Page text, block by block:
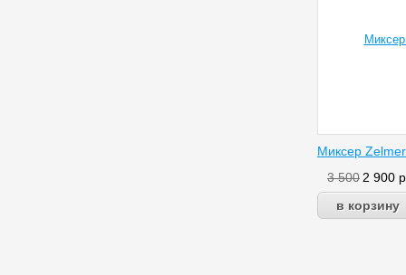
Миксер
3 5002 900